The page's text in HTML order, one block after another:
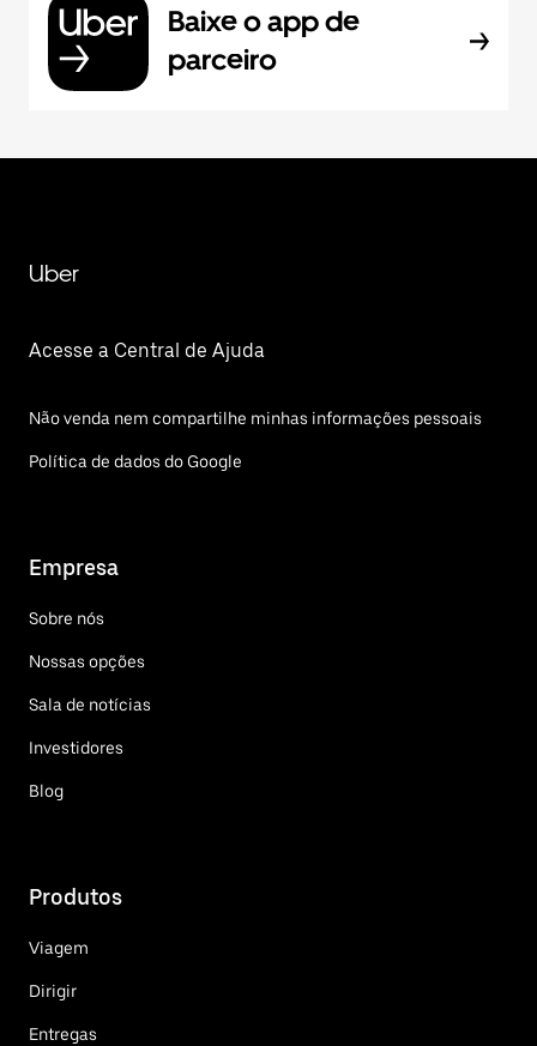
Baixe o app de
parceiro
Uber
Acesse a Central de Ajuda
Não venda nem compartilhe minhas informações pessoais
Política de dados do Google
Empresa
Sobre nós
Nossas opções
Sala de notícias
Investidores
Blog
Produtos
Viagem
Dirigir
Entregas